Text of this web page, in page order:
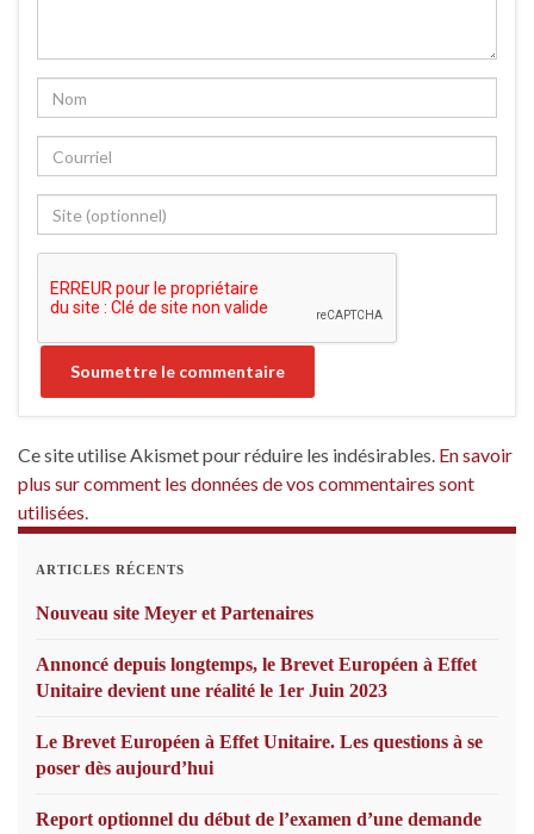
Ce site utilise Akismet pour réduire les indésirables. En savoir
plus sur comment les données de vos commentaires sont
utilisées.
ARTICLES RÉCENTS
Nouveau site Meyer et Partenaires
Annoncé depuis longtemps, le Brevet Européen à Effet
Unitaire devient une réalité le 1er Juin 2023
Le Brevet Européen à Effet Unitaire. Les questions à se
poser dès aujourd’hui
Report optionnel du début de l’examen d’une demande